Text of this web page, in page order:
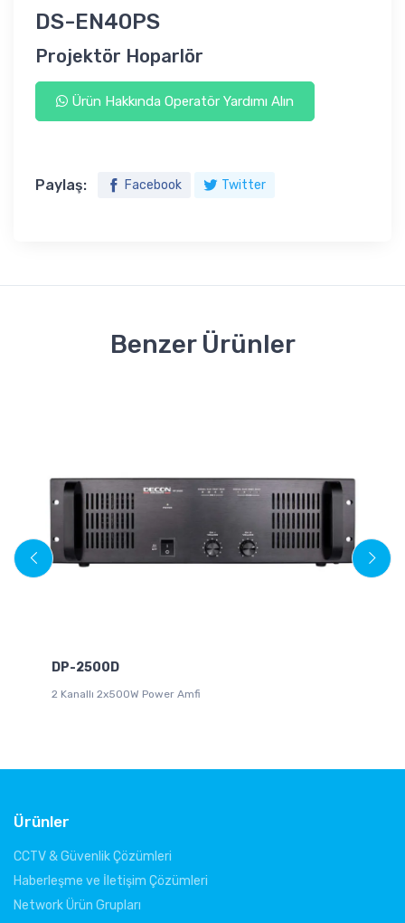
DS-EN40PS
Projektör Hoparlör
Ürün Hakkında Operatör Yardımı Alın
Paylaş: Facebook Twitter
Benzer Ürünler
DP-2500D
2 Kanallı 2x500W Power Amfi
Ürünler
CCTV & Güvenlik Çözümleri
Haberleşme ve İletişim Çözümleri
Network Ürün Grupları